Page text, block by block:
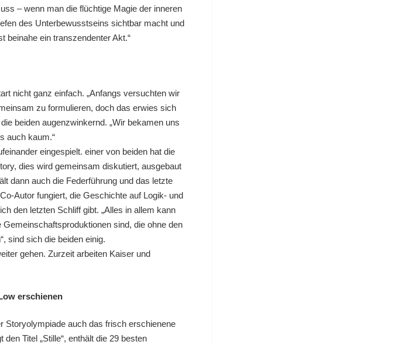
– wenn man die flüchtige Magie der inneren
des Unterbewusstseins sichtbar macht und
beinahe ein transzendenter Akt.“
nicht ganz einfach. „Anfangs versuchten wir
zu formulieren, doch das erwies sich
beiden augenzwinkernd. „Wir bekamen uns
auch kaum.“
eingespielt. einer von beiden hat die
dies wird gemeinsam diskutiert, ausgebaut
dann auch die Federführung und das letzte
Autor fungiert, die Geschichte auf Logik- und
den letzten Schliff gibt. „Alles in allem kann
sind, die ohne den
sind sich die beiden einig.
gehen. Zurzeit arbeiten Kaiser und
erschienen
Storyolympiade auch das frisch erschienene
Titel „Stille“, enthält die 29 besten